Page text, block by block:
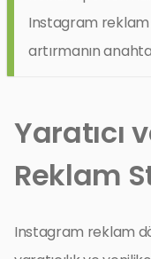
Instagram reklam
artırmanın
Yaratıcı
Reklam
Instagram reklam